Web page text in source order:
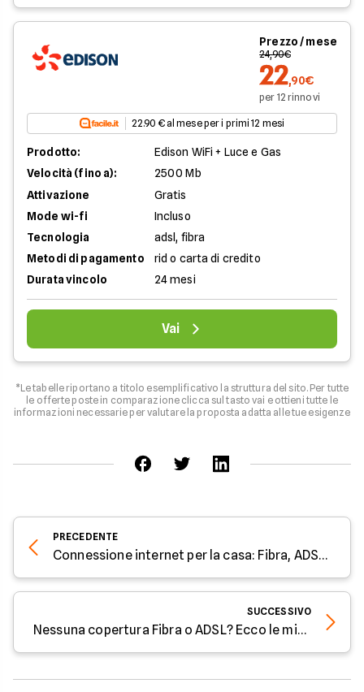
Prezzo / mese
24,90€
22,90€
per 12 rinnovi
22.90 € al mese per i primi 12 mesi
Prodotto:
Edison WiFi + Luce e Gas
Velocità (fino a):
2500 Mb
Attivazione
Gratis
Mode wi-fi
Incluso
Tecnologia
adsl, fibra
Metodi di pagamento
rid o carta di credito
Durata vincolo
24 mesi
Vai
*Le tabelle riportano a titolo esemplificativo la struttura del sito. Per tutte
le offerte poste in comparazione clicca sul tasto vai e ottieni tutte le
informazioni necessarie per valutare la proposta adatta alle tue esigenze
PRECEDENTE
Connessione internet per la casa: Fibra, ADSL o 4G?
SUCCESSIVO
Nessuna copertura Fibra o ADSL? Ecco le migliori alternative